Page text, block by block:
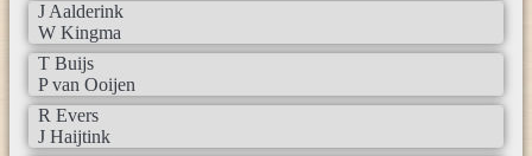
J Aalderink
W Kingma
T Buijs
P van Ooijen
R Evers
J Haijtink